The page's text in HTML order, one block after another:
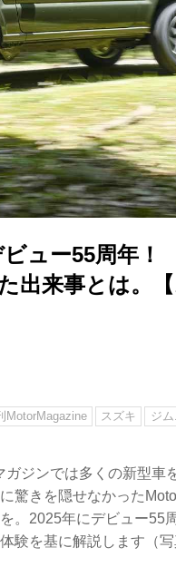
ュー55周年
出来事とは。
MotorMagazine スズキ ジ
ジンでは多くの新型車
驚きを隠せなかった
。2025年にデビュー55
験を基に解説します（写